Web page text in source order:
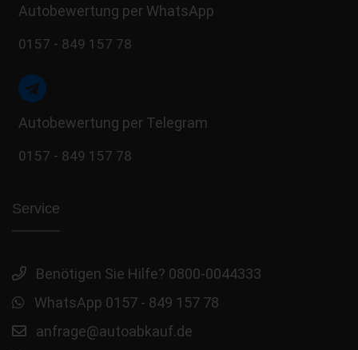
Autobewertung per WhatsApp
0157 - 849 157 78
Autobewertung per Telegram
0157 - 849 157 78
Service
Benötigen Sie Hilfe? 0800-0044333
WhatsApp 0157 - 849 157 78
anfrage@autoabkauf.de